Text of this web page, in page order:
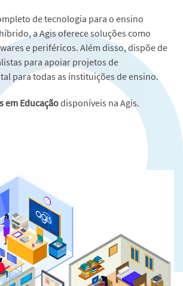
de tecnologia para o ensino
a Agis oferece soluções como
e periféricos. Além disso, dispõe de
para apoiar projetos de
para todas as instituições de ensino.
em Educaçãodisponíveis na Agis.